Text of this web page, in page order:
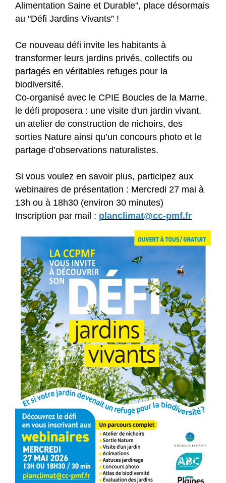
Alimentation Saine et Durable", place désormais
au "Défi Jardins Vivants” !
Ce nouveau défi invite les habitants à
transformer leurs jardins privés, collectifs ou
partagés en véritables refuges pour la
biodiversité.
Co-organisé avec le CPIE Boucles de la Marne,
le défi proposera : une visite d'un jardin vivant,
un atelier de construction de nichoirs, des
sorties Nature ainsi qu’un concours photo et le
partage d’observations naturalistes.
Si vous voulez en savoir plus, participez aux
webinaires de présentation : Mercredi 27 mai à
13h ou à 18h30 (environ 30 minutes)
Inscription par mail : planclimat@cc-pmf.fr